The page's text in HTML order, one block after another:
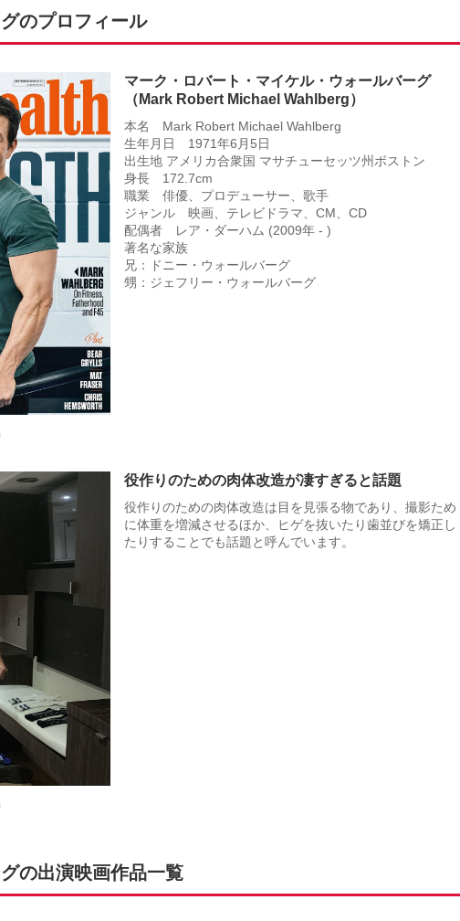
のプロフィール
マーク・ロバート・マイケル・ウォールバーグ
（Mark Robert Michael Wahlberg）
本名 Mark Robert Michael Wahlberg
生年月日 1971年6月5日
出生地 アメリカ合衆国 マサチューセッツ州ボストン
身長 172.7cm
職業 俳優、プロデューサー、歌手
ジャンル 映画、テレビドラマ、CM、CD
配偶者 レア・ダーハム (2009年 - )
著名な家族
兄：ドニー・ウォールバーグ
甥：ジェフリー・ウォールバーグ
役作りのための肉体改造が凄すぎると話題
役作りのための肉体改造は目を見張る物であり、撮影ため
に体重を増減させるほか、ヒゲを抜いたり歯並びを矯正し
たりすることでも話題と呼んでいます。
の出演映画作品一覧